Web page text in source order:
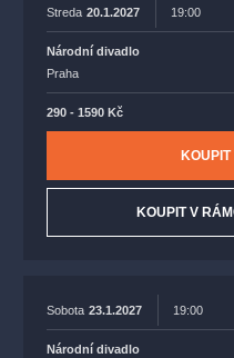
Streda 20.1.2027 19:00
Národní divadlo
Praha
290 - 1590 Kč
KOUPIT V
Sobota 23.1.2027 19:00
Národní divadlo